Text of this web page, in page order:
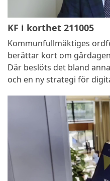
KF i korthet 211005
Kommunfullmäktiges
berättar kort om
Där beslöts det bland
och en ny strategi för